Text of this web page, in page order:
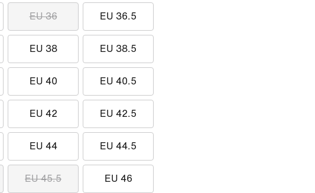
EU 36 EU 36.5
EU 38 EU 38.5
EU 40 EU 40.5
EU 42 EU 42.5
EU 44 EU 44.5
EU 45.5 EU 46